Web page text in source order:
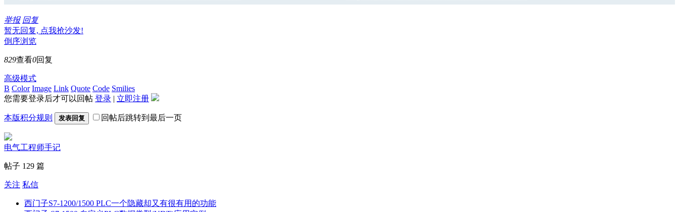
举报 回复
暂无回复, 点我抢沙发!
倒序浏览
829查看0回复
高级模式
B Color Image Link Quote Code Smilies
您需要登录后才可以回帖 登录 | 立即注册
本版积分规则 发表回复 回帖后跳转到最后一页
电气工程师手记
帖子 129 篇
关注 私信
西门子S7-1200/1500 PLC一个隐藏却又有很有用的功能